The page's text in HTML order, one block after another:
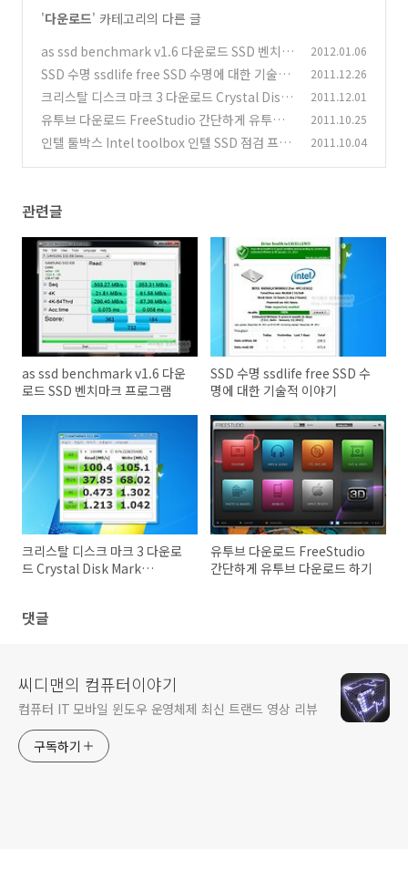
'다운로드' 카테고리의 다른 글
as ssd benchmark v1.6 다운로드 SSD 벤치마
크 프로그램 (10)
2012.01.06
SSD 수명 ssdlife free SSD 수명에 대한 기술적
이야기
(37)
2011.12.26
크리스탈 디스크 마크 3 다운로드 Crystal Disk
Mark Download (3)
2011.12.01
유투브 다운로드 FreeStudio 간단하게 유투브
다운로드 하기 (16)
2011.10.25
인텔 툴박스 Intel toolbox 인텔 SSD 점검 프로
2011.10.04
관련글
as ssd benchmark v1.6 다운
로드 SSD 벤치마크 프로그램
SSD 수명 ssdlife free SSD 수
명에 대한 기술적 이야기
크리스탈 디스크 마크 3 다운로
드 Crystal Disk Mark
유투브 다운로드 FreeStudio
간단하게 유투브 다운로드 하기
댓글
씨디맨의 컴퓨터이야기
컴퓨터 IT 모바일 윈도우 운영체제 최신 트랜드 영상 리뷰
구독하기